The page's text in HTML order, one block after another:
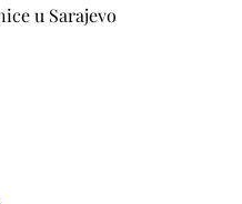
u Sarajevo